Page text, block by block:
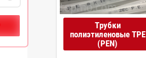
Трубки
полиэтиленовые TPE
(PEN)